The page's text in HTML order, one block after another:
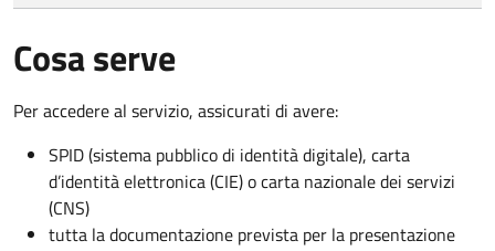
Cosa serve
Per accedere al servizio, assicurati di avere:
SPID (sistema pubblico di identità digitale), carta
d’identità elettronica (CIE) o carta nazionale dei servizi
(CNS)
tutta la documentazione prevista per la presentazione